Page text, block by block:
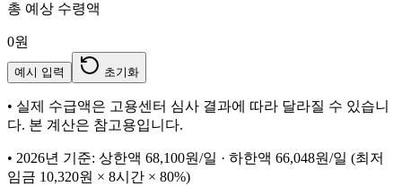
총 예상 수령액
0원
예시 입력 초기화
• 실제 수급액은 고용센터 심사 결과에 따라 달라질 수 있습니
다. 본 계산은 참고용입니다.
• 2026년 기준: 상한액 68,100원/일 · 하한액 66,048원/일 (최저
임금 10,320원 × 8시간 × 80%)